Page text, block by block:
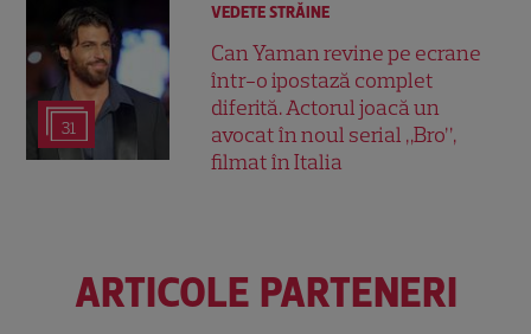
31
VEDETE STRĂINE
Can Yaman revine pe ecrane
într-o ipostază complet
diferită. Actorul joacă un
avocat în noul serial „Bro”,
filmat în Italia
ARTICOLE PARTENERI